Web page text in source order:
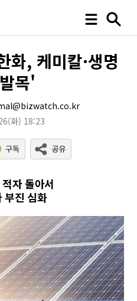
, 케미칼·생명
목'
(화) 18:23
자 돌아서
부진 심화